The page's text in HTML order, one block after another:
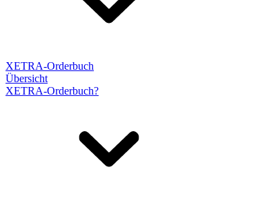
XETRA-Orderbuch
Übersicht
XETRA-Orderbuch?